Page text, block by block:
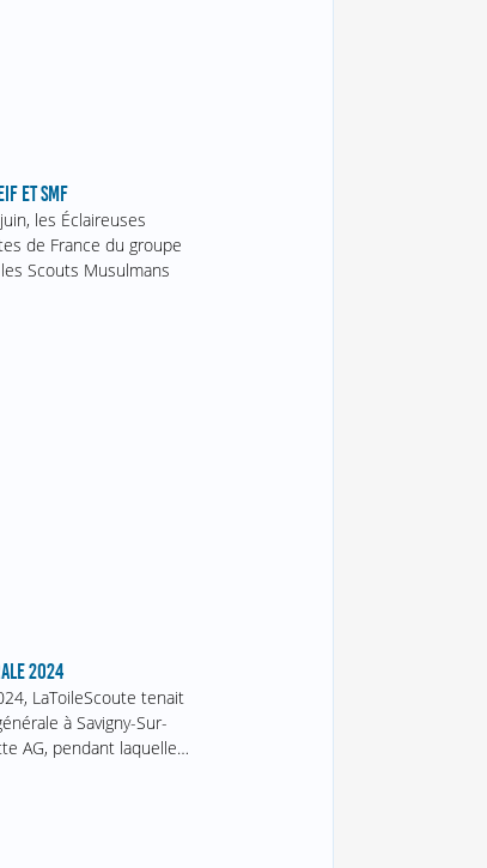
ET SMF
les Éclaireuses
de France du groupe
Scouts Musulmans
2024
LaToileScoute tenait
à Savigny-Sur-
AG, pendant laquelle…